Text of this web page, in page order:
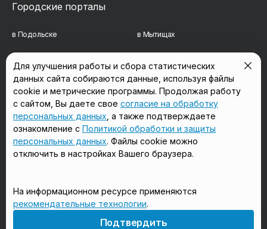
Городские порталы
в Подольске в Мытищах
в Сергиевом Посаде в Люберцах
в Красногорске в Королёве
в Домодедово в Щёлково
18+
Мы в соцсетях
Для улучшения работы и сбора статистических
данных сайта собираются данные, используя файлы
cookie и метрические программы. Продолжая работу
с сайтом, Вы даете свое согласие на обработку
персональных данных , а также подтверждаете
ознакомление с Политикой обработки и защиты
персональных данных. Файлы cookie можно
отключить в настройках Вашего браузера.
На информационном ресурсе применяются
рекомендательные технологии.
Подтвердить